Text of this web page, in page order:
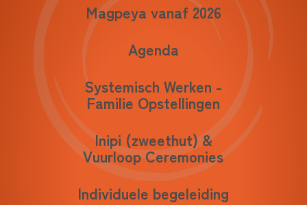
Magpeya vanaf 2026
Agenda
Systemisch Werken -
Familie Opstellingen
Inipi (zweethut) &
Vuurloop Ceremonies
Individuele begeleiding